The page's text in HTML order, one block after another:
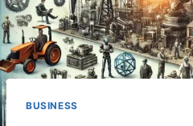
BUSINESS